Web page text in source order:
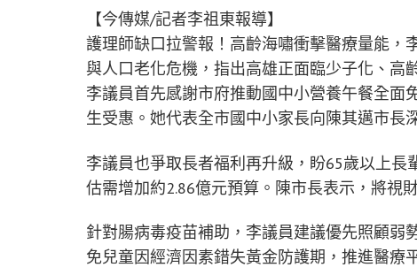
【今傳媒/記者李祖東報導】
護理師缺口拉警報！高齡海嘯衝擊醫療量能，
與人口老化危機，指出高雄正面臨少子化、高
李議員首先感謝市府推動國中小營養午餐全面
生受惠。她代表全市國中小家長向陳其邁市長
李議員也爭取長者福利再升級，盼65歲以上
估需增加約2.86億元預算。陳市長表示，將視
針對腸病毒疫苗補助，李議員建議優先照顧
免兒童因經濟因素錯失黃金防護期，推進醫療